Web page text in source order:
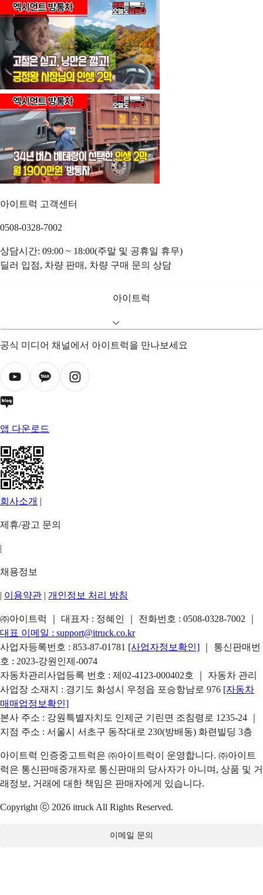
아이트럭 고객센터
0508-0328-7002
상담시간: 09:00 ~ 18:00(주말 및 공휴일 휴무)
딜러 입점, 차량 판매, 차량 구매 문의 상담
아이트럭
공식 미디어 채널에서 아이트럭을 만나보세요
앱 다운로드
회사소개 |
제휴/광고 문의
|
채용정보
| 이용약관 | 개인정보 처리 방침
㈜아이트럭 ｜ 대표자 : 정혜인 ｜ 전화번호 : 0508-0328-7002
대표 이메일 : support@itruck.co.kr
사업자등록번호 : 853-87-01781 [사업자정보확인]
｜ 통신판매번
호 : 2023-강원인제-0074
자동차관리사업등록 번호 : 제02-4123-000402호 ｜ 자동차 관리
사업장 소재지 : 경기도 화성시 우정읍 포승항남로 976 [자동차
매매업정보확인]
본사 주소 : 강원특별자치도 인제군 기린면 조침령로 1235-24 ｜
지점 주소 : 서울시 서초구 동작대로 230(방배동) 화련빌딩 3층
아이트럭 인증중고트럭은 ㈜아이트럭이 운영합니다. ㈜아이트
럭은 통신판매중개자로 통신판매의 당사자가 아니며, 상품 및 거
래정보, 거래에 대한 책임은 판매자에게 있습니다.
Copyright ⓒ 2026 itruck All Rights Reserved.
이메일 문의